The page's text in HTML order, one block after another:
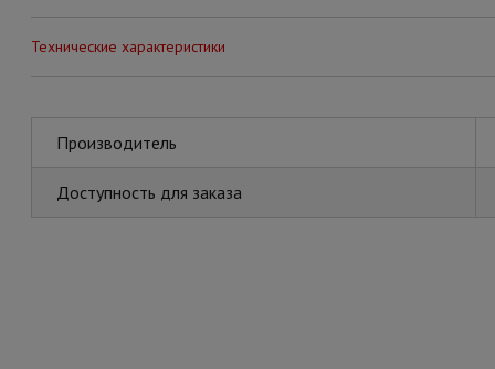
Технические характеристики
Производитель
Доступность для заказа